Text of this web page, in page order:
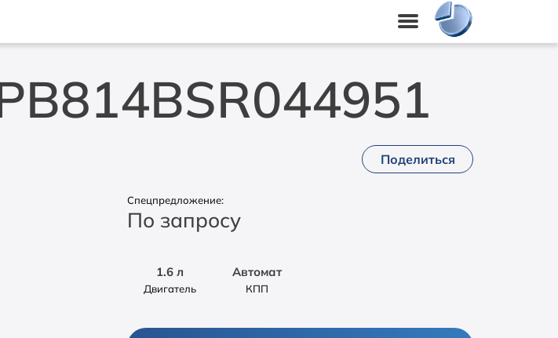
Поделиться
Спецпредложение:
По запросу
1.6 л
Двигатель
Автомат
КПП